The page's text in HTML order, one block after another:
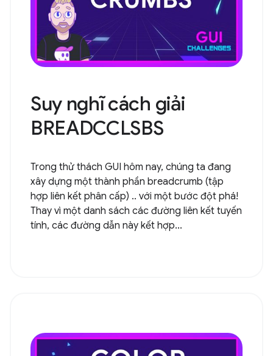
Suy nghĩ cách giải
BREADCCLSBS
Trong thử thách GUI hôm nay, chúng ta đang
xây dựng một thành phần breadcrumb (tập
hợp liên kết phân cấp) .. với một bước đột phá!
Thay vì một danh sách các đường liên kết tuyến
tính, các đường dẫn này kết hợp...